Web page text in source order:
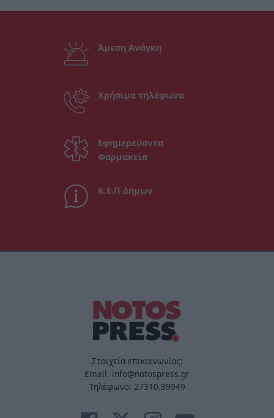
Άμεση Ανάγκη
Χρήσιμα τηλέφωνα
Εφημερεύοντα
Φαρμακεία
Κ.Ε.Π Δήμων
Στοιχεία επικοινωνίας:
Email. info@notospress.gr
Τηλέφωνο: 27310.89949